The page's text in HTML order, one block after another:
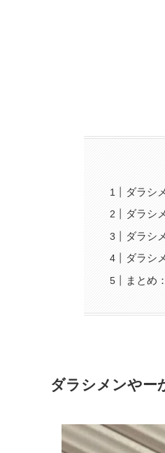
ダラシ
ダラシ
ダラシ
ダラシ
まとめ
ダラシメンやー